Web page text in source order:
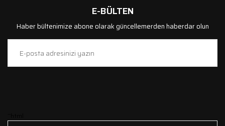
E-BÜLTEN
Haber bültenimize abone olarak güncellemerden haberdar olun